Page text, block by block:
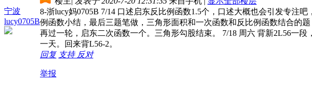
宁波
lucy0705B
8-浙lucy妈0705B 7/14 口述启东反比例函数1.5个，口述大概也会引发专注
例函数小结，最后三题笔做，三角形面积和一次函数和反比例函数结合的
再过一轮，启东二次函数一个。三角形勾股结束。 7/18 周六 背新2L56一
一天。回来背L56-2。
回复 支持 反对
举报